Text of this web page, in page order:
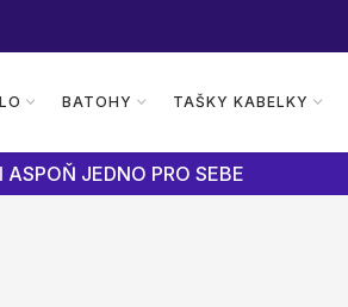
BATOHY TAŠKY KABELKY
JEDNO PRO SEBE